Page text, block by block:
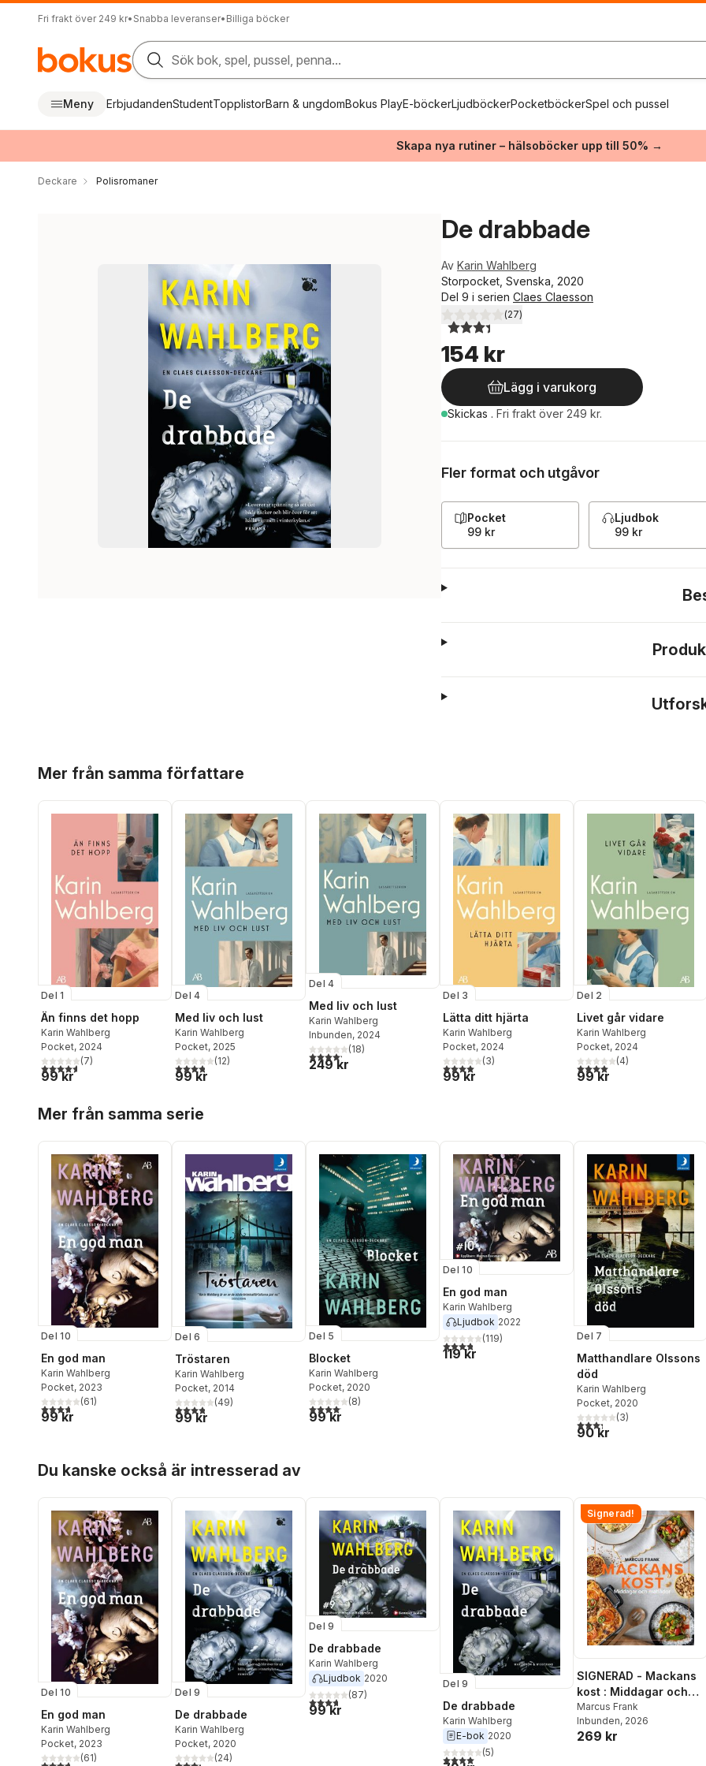
Fri frakt över 249 kr• Snabba leveranser• Billiga böcker
Sök bok, spel, pussel, penna...
Meny ErbjudandenStudentTopplistorBarn & ungdomBokus PlayE-böckerLjudböckerPocketböckerSpel och pussel
Skapa nya rutiner – hälsoböcker upp till 50% →
Deckare Polisromaner
De drabbade
Av Karin Wahlberg
Storpocket, Svenska, 2020
Del 9 i serien Claes Claesson
3,4utav 5 stjärnor. Totalt antal röster:
(27)
154 kr
Lägg i varukorg
Skickas . Fri frakt över 249 kr.
Fler format och utgåvor
Pocket
99 kr
Ljudbok
99 kr
Mer från samma författare
Del 1
Än finns det hopp
Karin Wahlberg
Pocket, 2024
4,6utav 5 stjärnor. Totalt antal röster:
(7)
99 kr
Del 4
Med liv och lust
Karin Wahlberg
Pocket, 2025
3,8utav 5 stjärnor. Totalt antal röster:
(12)
99 kr
Del 4
Med liv och lust
Karin Wahlberg
Inbunden, 2024
4,2utav 5 stjärnor. Totalt antal röster:
(18)
249 kr
Del 3
Lätta ditt hjärta
Karin Wahlberg
Pocket, 2024
4,0utav 5 stjärnor. Totalt antal röster:
(3)
99 kr
Del 2
Livet går vidare
Karin Wahlberg
Pocket, 2024
4,0utav 5 stjärnor. Totalt
(4)
99 kr
Mer från samma serie
Del 10
En god man
Karin Wahlberg
Pocket, 2023
3,7utav 5 stjärnor. Totalt antal röster:
(61)
99 kr
Del 6
Tröstaren
Karin Wahlberg
Pocket, 2014
3,8utav 5 stjärnor. Totalt antal röster:
(49)
99 kr
Del 5
Blocket
Karin Wahlberg
Pocket, 2020
4,1utav 5 stjärnor. Totalt antal röster:
(8)
99 kr
Del 10
En god man
Karin Wahlberg
Ljudbok 2022
3,8utav 5 stjärnor. Totalt antal röster:
(119)
119 kr
Del 7
Matthandlare Olssons
död
Karin Wahlberg
Pocket, 2020
3,3utav 5 stjärnor. Totalt
(3)
90 kr
Du kanske också är intresserad av
Del 10
En god man
Karin Wahlberg
Pocket, 2023
3,7utav 5 stjärnor. Totalt antal röster:
(61)
Del 9
De drabbade
Karin Wahlberg
Pocket, 2020
3,3utav 5 stjärnor. Totalt antal röster:
(24)
Del 9
De drabbade
Karin Wahlberg
Ljudbok 2020
3,7utav 5 stjärnor. Totalt antal röster:
(87)
99 kr
Del 9
De drabbade
Karin Wahlberg
E-bok 2020
4,0utav 5 stjärnor. Totalt antal röster:
(5)
Signerad!
SIGNERAD - Mackans
kost : Middagar och
matlådor
Marcus Frank
Inbunden, 2026
269 kr